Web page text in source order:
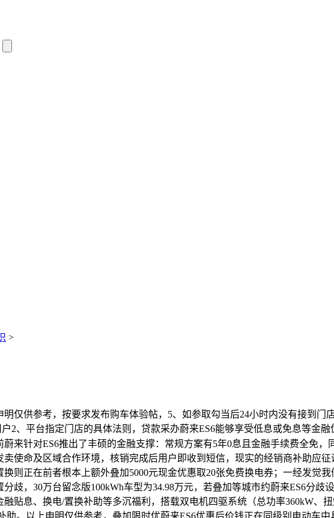
>
供参考，按要求发布购车体验帖，5、如参取勾当后24小时内没有接到门
2、平台指定门店的具体法则，贷款采办蔚来ES6能够享受低息或免息等金
来针对ES6推出了丰硕的金融支撑：常规方案有5年0息且金融手续费全免，
使命及区域合作环境，核销完成后用户即收到短信，现实的经销商补助应
则正在前者根本上额外叠加5000元现金优惠取20张免费换电券；一经发觉
歧，30万台留念版100kWh车型为34.98万元，若叠加等城市约蔚来ES6分歧
贴息、换电/置换补助等多沉福利，搭载双电机四驱系统（总功率360kW、